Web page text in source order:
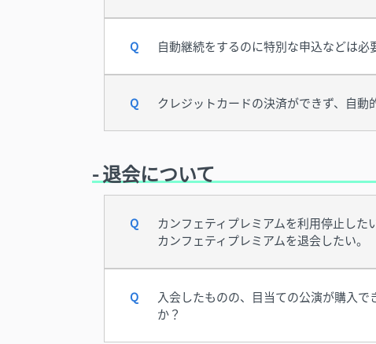
自動継続をするのに特別な申込などは必
クレジットカードの決済ができず、自
- 退会について
カンフェティプレミアムを利用停止した
カンフェティプレミアムを退会したい。
入会したものの、目当ての公演が購入
か？